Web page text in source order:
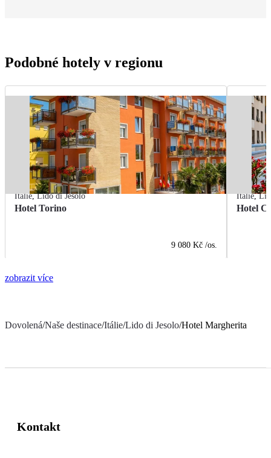
Podobné hotely v regionu
Itálie,Lido di Jesolo
Hotel Torino
9 080 Kč /os.
Itálie,
Hotel
zobrazit více
Dovolená/Naše destinace/Itálie/Lido di Jesolo/Hotel Margherita
Kontakt